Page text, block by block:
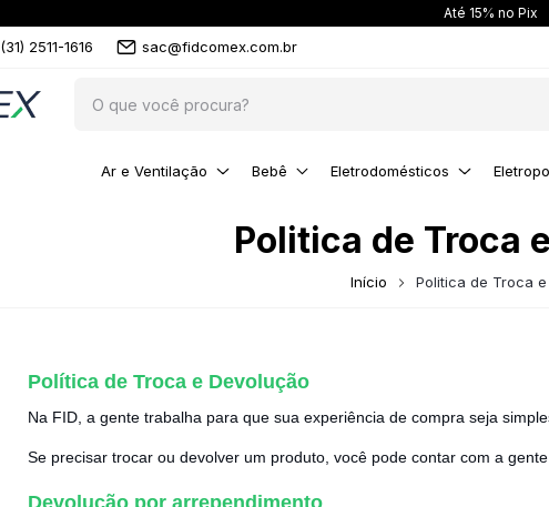
Até 15% no Pix
(31) 2511-1616 sac@fidcomex.com.br
Ar e Ventilação Bebê Eletrodomésticos
Politica de Troca
Início Politica de Troca
Política de Troca e Devolução
Na FID, a gente trabalha para que sua experiência de compra seja
Se precisar trocar ou devolver um produto, você pode contar com a
Devolução por arrependimento